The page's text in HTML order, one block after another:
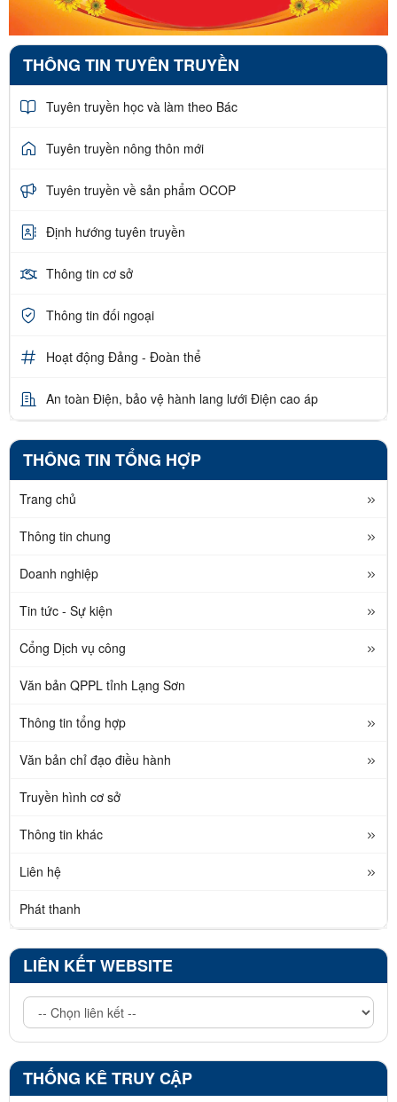
THÔNG TIN TUYÊN TRUYỀN
Tuyên truyền học và làm theo Bác
Tuyên truyền nông thôn mới
Tuyên truyền về sản phẩm OCOP
Định hướng tuyên truyền
Thông tin cơ sở
Thông tin đối ngoại
Hoạt động Đảng - Đoàn thể
An toàn Điện, bảo vệ hành lang lưới Điện cao áp
THÔNG TIN TỔNG HỢP
Trang chủ
Thông tin chung
Doanh nghiệp
Tin tức - Sự kiện
Cổng Dịch vụ công
Văn bản QPPL tỉnh Lạng Sơn
Thông tin tổng hợp
Văn bản chỉ đạo điều hành
Truyền hình cơ sở
Thông tin khác
Liên hệ
Phát thanh
LIÊN KẾT WEBSITE
THỐNG KÊ TRUY CẬP